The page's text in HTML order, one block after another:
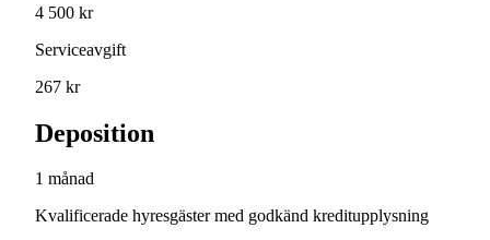
4 500 kr
Serviceavgift
267 kr
Deposition
1 månad
Kvalificerade hyresgäster med godkänd kreditupplysning